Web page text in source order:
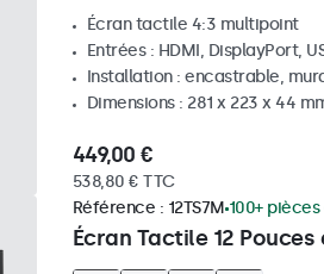
Écran tactile 4:3 multipoint
Entrées : HDMI, DisplayPort,
Installation : encastrable,
Dimensions : 281 x 223 x 44
449,00 €
538,80 € TTC
Écran Tactile 12 Pouces
Référence : 12TS7M 100+